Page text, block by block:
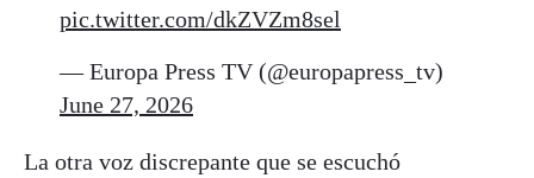
pic.twitter.com/dkZVZm8sel
— Europa Press TV (@europapress_tv)
June 27, 2026
La otra voz discrepante que se escuchó